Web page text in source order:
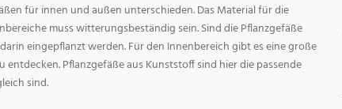
für innen und außen unterschieden. Das Material für die
muss witterungsbeständig sein. Sind die Pflanzgefäße
eingepflanzt werden. Für den Innenbereich gibt es eine große
entdecken. Pflanzgefäße aus Kunststoff sind hier die passende
sind.